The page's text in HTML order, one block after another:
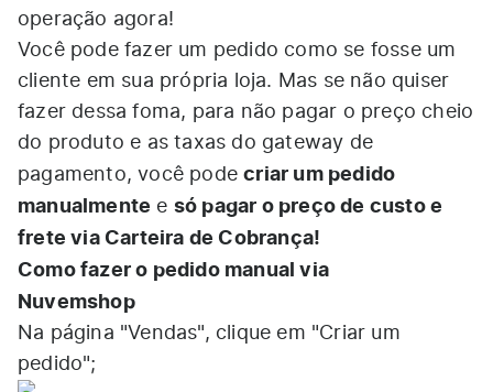
operação agora!
Você pode fazer um pedido como se fosse um
cliente em sua própria loja. Mas se não quiser
fazer dessa foma, para não pagar o preço cheio
do produto e as taxas do gateway de
pagamento, você podecriar um pedido
manualmente e só pagar o preço de custo e
frete via Carteira de Cobrança!
Como fazer o pedido manual via
Nuvemshop
Na página "Vendas", clique em "Criar um
pedido";